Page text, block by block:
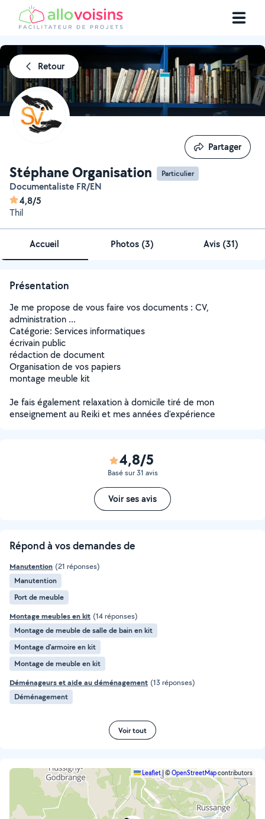
Retour
Stéphane Organisation Particulier
Documentaliste FR/EN
4,8/5
Thil
Partager
Partager
Accueil Photos (3) Avis (31)
Présentation
Je me propose de vous faire vos documents : CV,
administration ...
Catégorie: Services informatiques
écrivain public
rédaction de document
Organisation de vos papiers
montage meuble kit
Je fais également relaxation à domicile tiré de mon
enseignement au Reiki et mes années d'expérience
4,8/5
Basé sur 31 avis
Voir ses avis
Répond à vos demandes de
Manutention (21 réponses)
Manutention
Port de meuble
Montage meubles en kit (14 réponses)
Montage de meuble de salle de bain en kit
Montage d'armoire en kit
Montage de meuble en kit
Déménageurs et aide au déménagement (13 réponses)
Déménagement
Voir tout
Leaflet|©OpenStreetMapcontributors